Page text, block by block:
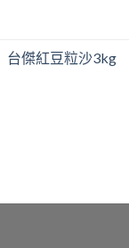
台傑紅豆粒沙3kg